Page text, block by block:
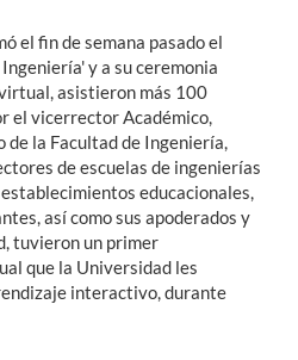
el fin de semana pasado el
y a su ceremonia
asistieron más 100
el vicerrector Académico,
de la Facultad de Ingeniería,
de escuelas de ingenierías
educacionales,
así como sus apoderados y
tuvieron un primer
que la Universidad les
interactivo, durante